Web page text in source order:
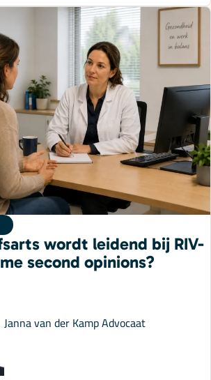
wordt leidend bij RIV-
second opinions?
Janna van der KampAdvocaat